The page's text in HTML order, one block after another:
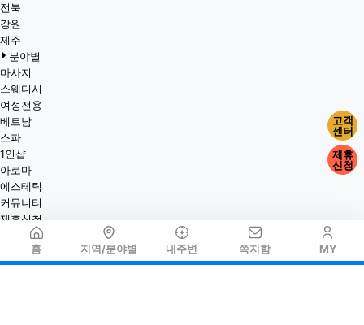
홈 지역/분야별 내주변 쪽지함 MY
전북
강원
제주
분야별
마사지
스웨디시
여성전용
베트남
스파
1인샵
아로마
에스테틱
커뮤니티
제휴신청
고객
센터
제휴
신청